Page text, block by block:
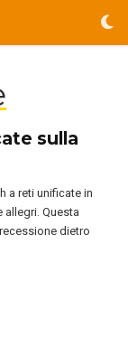
sulla
a reti unificate in
allegri. Questa
dietro